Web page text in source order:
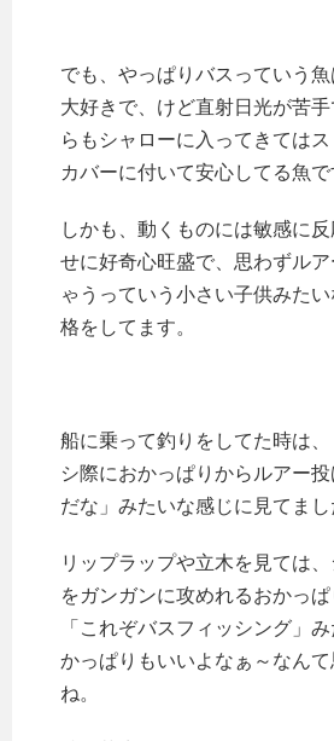
でも、やっぱりバスっていう
大好きで、けど直射日光が苦
らもシャローに入ってきては
カバーに付いて安心してる魚で
しかも、動くものには敏感に反
せに好奇心旺盛で、思わずル
ゃうっていう小さい子供みた
格をしてます。
船に乗って釣りをしてた時は
シ際におかっぱりからルアー
だな」みたいな感じに見てまし
リップラップや立木を見ては
をガンガンに攻めれるおかっぱ
「これぞバスフィッシング」
かっぱりもいいよなぁ～なん
ね。